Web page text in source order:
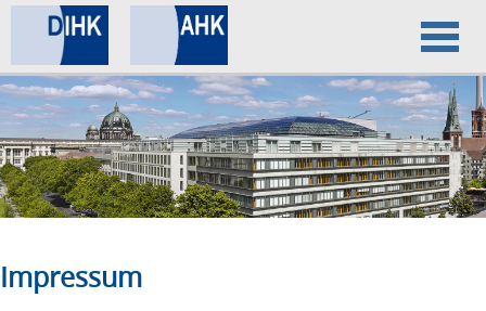
Home
Datenschutz
Impressum
Impressum